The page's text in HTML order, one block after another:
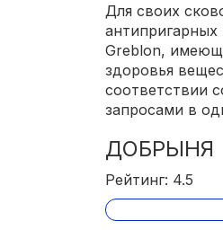
Для своих
Greblon,
здоровья
соответствии
запросами в
ДОБРЫНЯ
Рейтинг: 4.5